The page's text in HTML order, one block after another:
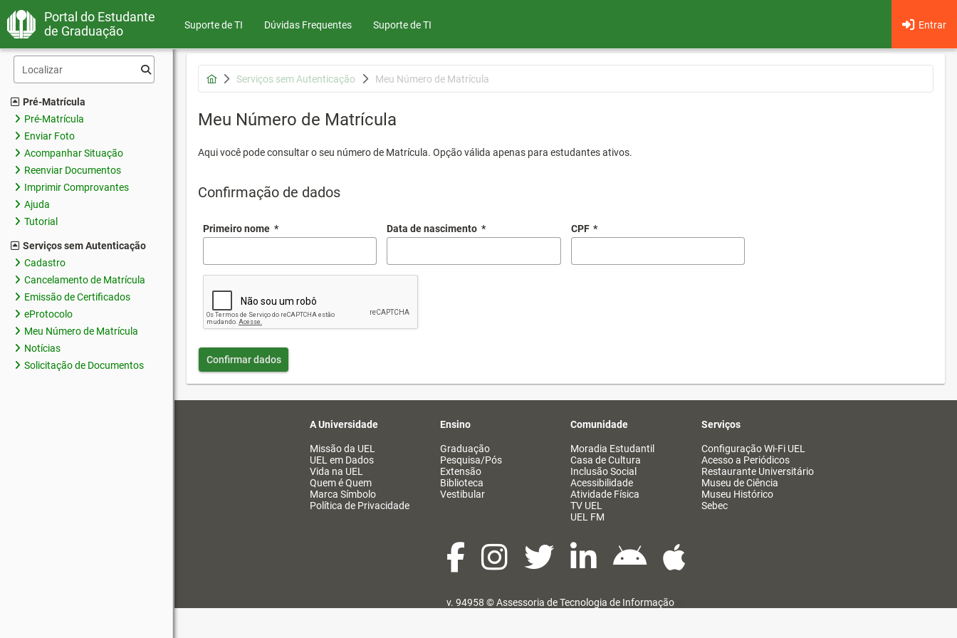
Portal do Estudante
de Graduação
Suporte de TI Dúvidas Frequentes Entrar
Suporte de TI
Pré-Matrícula
Pré-Matrícula
Enviar Foto
Acompanhar Situação
Reenviar Documentos
Imprimir Comprovantes
Ajuda
Tutorial
Serviços sem Autenticação
Cadastro
Cancelamento de Matrícula
Emissão de Certificados
eProtocolo
Meu Número de Matrícula
Notícias
Solicitação de Documentos
Serviços sem Autenticação Meu Número de Matrícula
Meu Número de Matrícula
Aqui você pode consultar o seu número de Matrícula. Opção válida apenas para estudantes ativos.
Confirmação de dados
Primeiro nome * Data de nascimento * CPF *
Confirmar dados
A Universidade
Missão da UEL
UEL em Dados
Vida na UEL
Quem é Quem
Marca Símbolo
Política de Privacidade
Ensino
Graduação
Pesquisa/Pós
Extensão
Biblioteca
Vestibular
Comunidade
Moradia Estudantil
Casa de Cultura
Inclusão Social
Acessibilidade
Atividade Física
TV UEL
UEL FM
Serviços
Configuração Wi-Fi UEL
Acesso a Periódicos
Restaurante Universitário
Museu de Ciência
Museu Histórico
Sebec
v. 94958 ©Assessoria de Tecnologia de Informação